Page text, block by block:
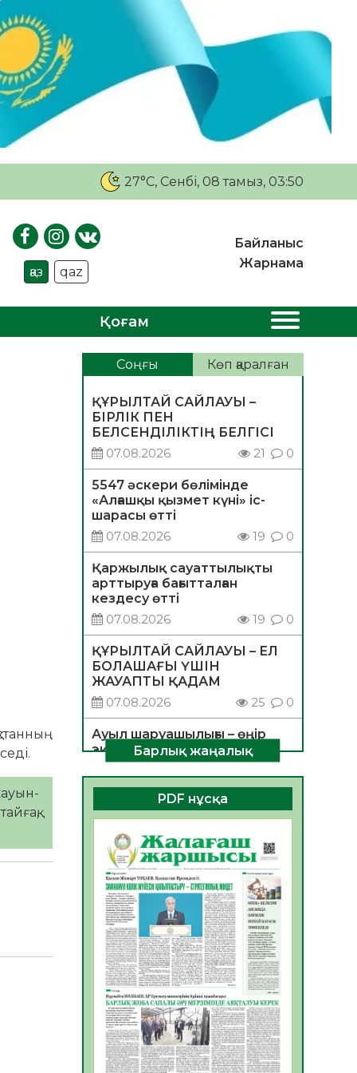
27°C, Сенбі, 08 тамыз, 03:50
қаз qaz
Байланыс
Жарнама
Қоғам
Соңғы Көп қаралған
ҚҰРЫЛТАЙ САЙЛАУЫ –
БІРЛІК ПЕН
БЕЛСЕНДІЛІКТІҢ БЕЛГІСІ
07.08.2026
21 0
5547 әскери бөлімінде
«Алғашқы қызмет күні» іс-
шарасы өтті
07.08.2026
19 0
Қаржылық сауаттылықты
арттыруға бағытталған
кездесу өтті
07.08.2026
19 0
ҚҰРЫЛТАЙ САЙЛАУЫ – ЕЛ
БОЛАШАҒЫ ҮШІН
ЖАУАПТЫ ҚАДАМ
07.08.2026
25 0
Ауыл шаруашылығы – өңір
экономикасының негізгі
тірегі
06.08.2026
34 0
ҚОҒАМДЫҚ БЕЛСЕНДІЛІК –
ЕЛ ДАМУЫНЫҢ НЕГІЗІ
06.08.2026
32
ҚҰРЫЛТАЙ САЙЛАУЫ –
БОЛАШАҚҚА БАСТАР
ЖАУАПТЫ ТАҢДАУ
06.08.2026
35
Инфекциялық ауруларға
қарсы иммундау
жұмыстарының тиімділігі
06.08.2026
35
Көкжөтел ауруы туралы
Барлық жаңалық
PDF нұсқа